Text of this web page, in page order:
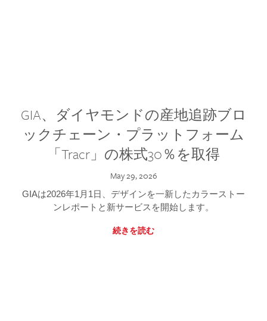
GIA、ダイヤモンドの産地追跡ブロ
ックチェーン・プラットフォーム
「Tracr」の株式30％を取得
May 29, 2026
GIAは2026年1月1日、デザインを一新したカラーストー
ンレポートと新サービスを開始します。
続きを読む